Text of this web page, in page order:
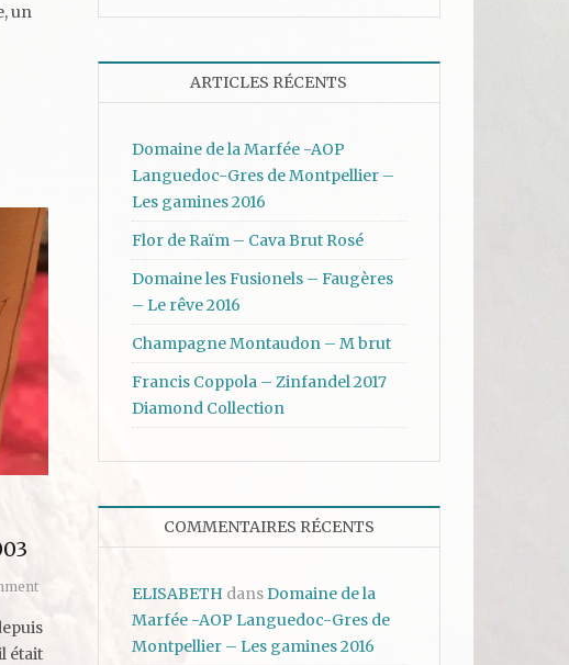
un
était
ARTICLES RÉCENTS
Domaine de la Marfée -AOP
Languedoc-Gres de Montpellier –
Les gamines 2016
Flor de Raïm – Cava Brut Rosé
Domaine les Fusionels – Faugères
– Le rêve 2016
Champagne Montaudon – M brut
Francis Coppola – Zinfandel 2017
Diamond Collection
COMMENTAIRES RÉCENTS
ELISABETH dansDomaine de la
Marfée -AOP Languedoc-Gres de
Montpellier – Les gamines 2016